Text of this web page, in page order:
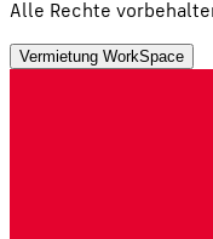
Alle Rechte
Vermietung WorkSpace